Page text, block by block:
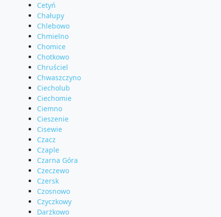
Cetyń
Chałupy
Chlebowo
Chmielno
Chomice
Chotkowo
Chruściel
Chwaszczyno
Ciecholub
Ciechomie
Ciemno
Cieszenie
Cisewie
Czacz
Czaple
Czarna Góra
Czeczewo
Czersk
Czosnowo
Czyczkowy
Darżkowo